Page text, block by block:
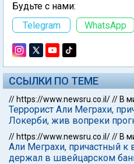
Будьте с нами:
Telegram
WhatsApp
ССЫЛКИ ПО ТЕМЕ
// https://www.newsru.co.il/// В
Террорист Али Меграхи,
Локерби, жив вопреки
// https://www.newsru.co.il/// В
Али Меграхи, причастный к
держал в швейцарском